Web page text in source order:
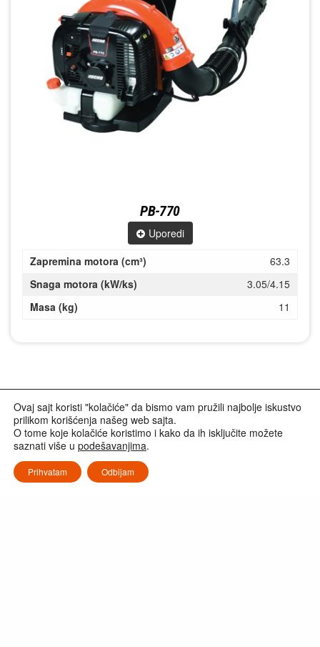
PB-770
Uporedi
Zapremina motora (cm³)
63.3
Snaga motora (kW/ks)
3.05/4.15
Masa (kg)
11
Ovaj sajt koristi "kolačiće" da bismo vam pružili najbolje iskustvo
prilikom korišćenja našeg web sajta.
O tome koje kolačiće koristimo i kako da ih isključite možete
saznati više upodešavanjima.
Prihvatam Odbijam